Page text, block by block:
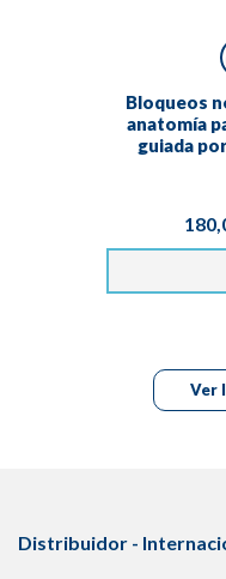
Bloqueos
anatomía
guiada
Ver
Distribuidor -